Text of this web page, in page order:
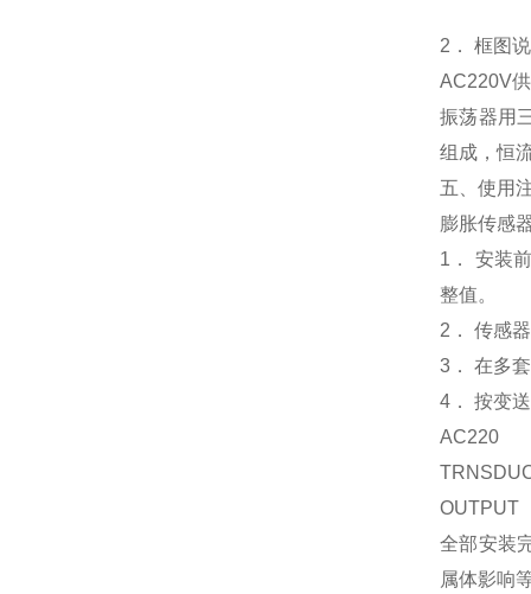
2． 框图
AC220V
振荡器用
组成，恒
五、使用
膨胀传感
1． 安装
整值。
2． 传感
3． 在多
4． 按变
AC220
全部安装
属体影响